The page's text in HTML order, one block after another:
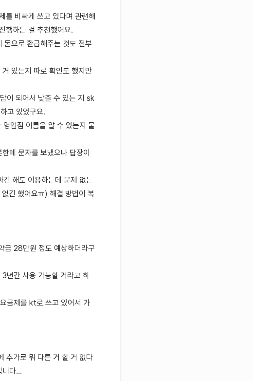
를 비싸게 쓰고 있다며 관련해
행하는 걸 추천했어요.
돈으로 환급해주는 것도 전부
있는지 따로 확인도 했지만
이 되어서 낮출 수 있는 지 sk
고 있었구요.
업점 이름을 알 수 있는지 물
테 문자를 보냈으나 답장이
해도 이용하는데 문제 없는
긴 했어요ㅠ) 해결 방법이 복
금 28만원 정도 예상하더라구
년간 사용 가능할 거라고 하
금제를 kt로 쓰고 있어서 가
추가로 뭐 다른 거 할 거 없다
니다...